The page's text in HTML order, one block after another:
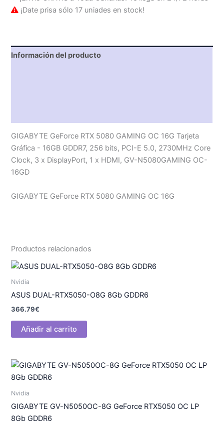
¡Date prisa sólo 17 uniades en stock!
Información del producto
GIGABYTE GeForce RTX 5080 GAMING OC 16G Tarjeta
Gráfica - 16GB GDDR7, 256 bits, PCI-E 5.0, 2730MHz Core
Clock, 3 x DisplayPort, 1 x HDMI, GV-N5080GAMING OC-
16GD
GIGABYTE GeForce RTX 5080 GAMING OC 16G
Productos relacionados
Nvidia
ASUS DUAL-RTX5050-O8G 8Gb GDDR6
366.79€
Añadir al carrito
Nvidia
GIGABYTE GV-N5050OC-8G GeForce RTX5050 OC LP
8Gb GDDR6